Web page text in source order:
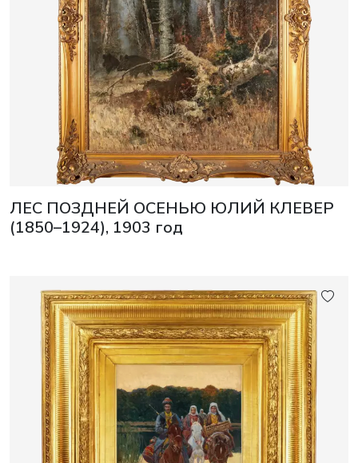
ЛЕС ПОЗДНЕЙ ОСЕНЬЮ ЮЛИЙ КЛЕВЕР
(1850–1924), 1903 год